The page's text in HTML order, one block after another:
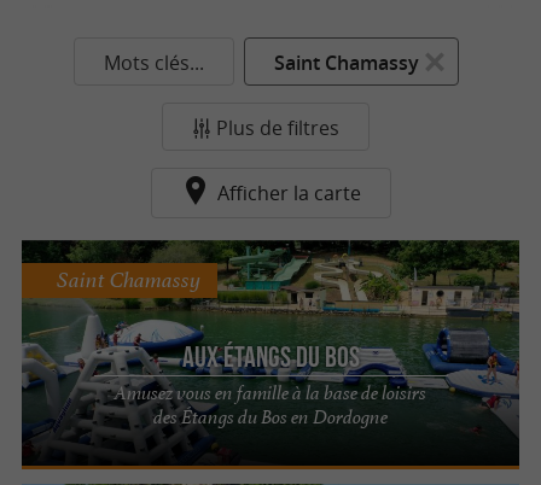
Mots clés... Saint Chamassy
Plus de filtres
Afficher la carte
Aux Étangs du Bos
Amusez vous en famille à la base de loisirs
des Étangs du Bos en Dordogne
Saint Chamassy